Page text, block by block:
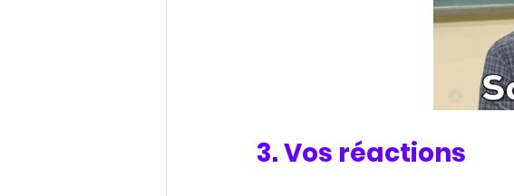
3. Vos réactions